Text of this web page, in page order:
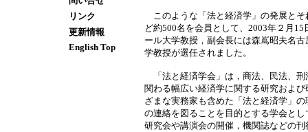
リンク
更新情報
English Top
このような「法と経済学」の発展と
ど約500名を会員として、2003年２月
ール大学教授，副会長には森嶌昭夫名
学教授が選任されました。
「法と経済学会」は，商法、民法、
関わる幅広い経済学に関する研究およ
ざまな実務家も含めた「法と経済学」
の連絡を図ることを目的とする学会と
研究会や講演会の開催，機関誌などの